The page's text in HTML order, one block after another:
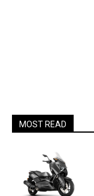
MOST READ